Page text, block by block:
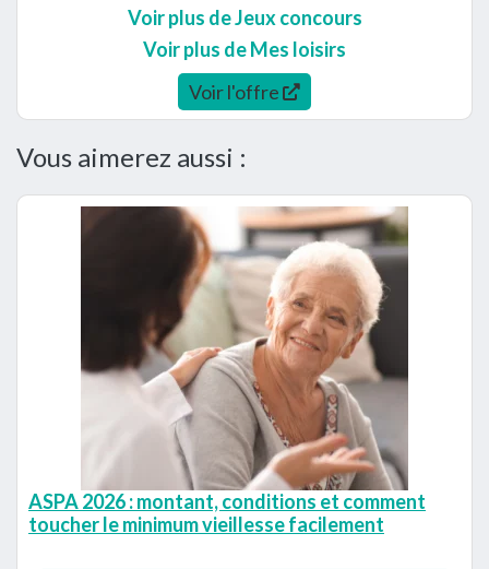
Voir plus de Jeux concours
Voir plus de Mes loisirs
Voir l'offre
Vous aimerez aussi :
ASPA 2026 : montant, conditions et comment
toucher le minimum vieillesse facilement